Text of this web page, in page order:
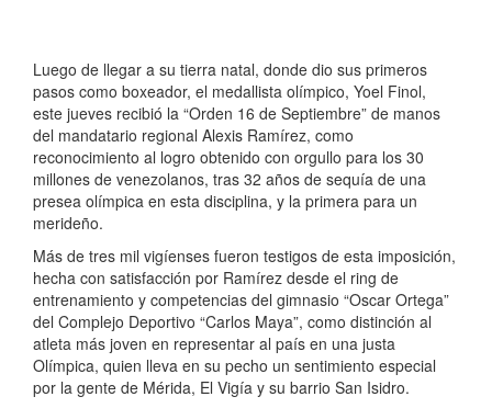
Luego de llegar a su tierra natal, donde dio sus primeros
pasos como boxeador, el medallista olímpico, Yoel Finol,
este jueves recibió la “Orden 16 de Septiembre” de manos
del mandatario regional Alexis Ramírez, como
reconocimiento al logro obtenido con orgullo para los 30
millones de venezolanos, tras 32 años de sequía de una
presea olímpica en esta disciplina, y la primera para un
merideño.
Más de tres mil vigíenses fueron testigos de esta imposición,
hecha con satisfacción por Ramírez desde el ring de
entrenamiento y competencias del gimnasio “Oscar Ortega”
del Complejo Deportivo “Carlos Maya”, como distinción al
atleta más joven en representar al país en una justa
Olímpica, quien lleva en su pecho un sentimiento especial
por la gente de Mérida, El Vigía y su barrio San Isidro.